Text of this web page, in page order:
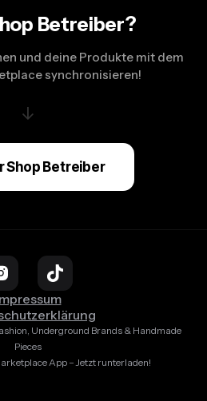
Betreiber?
und deine Produkte mit dem
synchronisieren!
↓
Shop Betreiber
Underground Brands & Handmade
Pieces
App – Jetzt runterladen!